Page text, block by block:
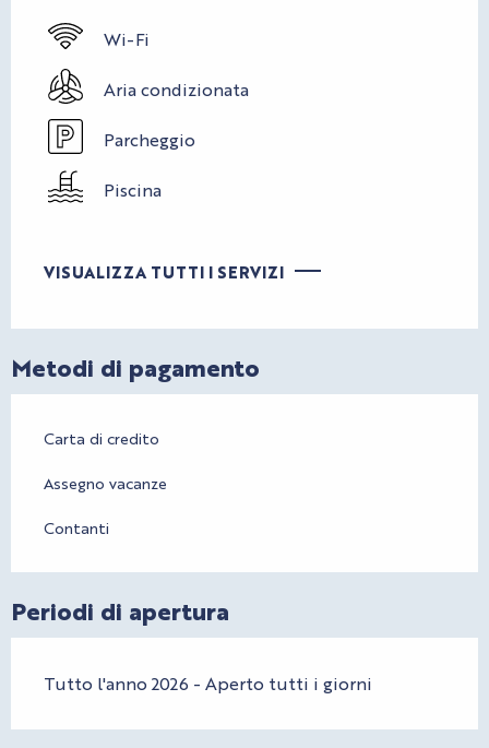
Wi-Fi
Aria condizionata
Parcheggio
Piscina
VISUALIZZA TUTTI I SERVIZI
Metodi di pagamento
Carta di credito
Assegno vacanze
Contanti
Periodi di apertura
Tutto l'anno 2026 - Aperto tutti i giorni